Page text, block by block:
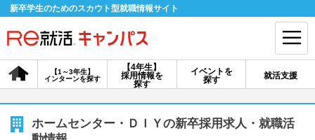
新卒学生のためのスカウト型就職情報サイト
【4年生】
採用情報を
探す
【1～3年生】
インターンを探す
イベントを
探す
就活支援
会員登録 ログイン
会員ID・パスワードを忘れた方はこちら
ホームセンター・ＤＩＹの新卒採用求人・就職活